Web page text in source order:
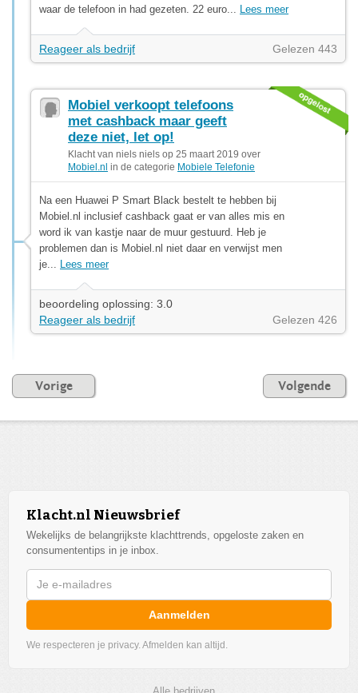
waar de telefoon in had gezeten. 22 euro... Lees meer
Reageer als bedrijf Gelezen 443
Mobiel verkoopt telefoons
met cashback maar geeft
deze niet, let op!
Klacht van niels niels op 25 maart 2019 over
Mobiel.nl in de categorie Mobiele Telefonie
Na een Huawei P Smart Black bestelt te hebben bij
Mobiel.nl inclusief cashback gaat er van alles mis en
word ik van kastje naar de muur gestuurd. Heb je
problemen dan is Mobiel.nl niet daar en verwijst men
je... Lees meer
beoordeling oplossing: 3.0
Reageer als bedrijf
Gelezen 426
Vorige Volgende
Klacht.nl Nieuwsbrief
Wekelijks de belangrijkste klachttrends, opgeloste zaken en
consumententips in je inbox.
Aanmelden
We respecteren je privacy. Afmelden kan altijd.